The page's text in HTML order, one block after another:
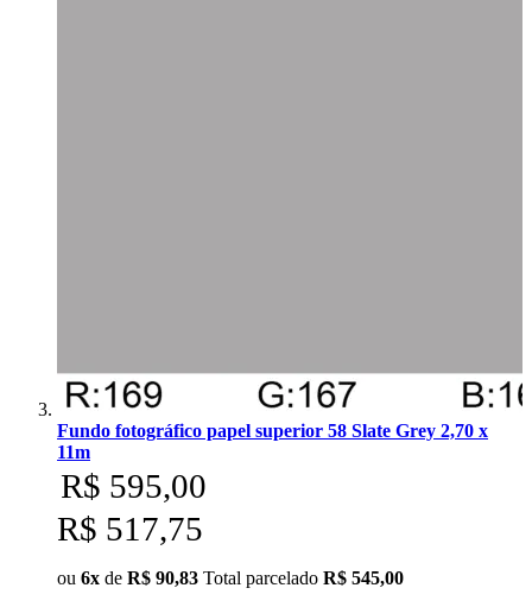
Fundo fotográfico papel superior 58 Slate Grey 2,70 x
11m
R$ 595,00
R$ 517,75
ou 6x de R$ 90,83 Total parcelado R$ 545,00